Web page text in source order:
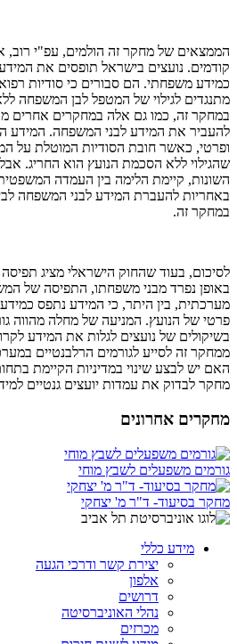
הממצאים של מחקר זה הולמים, עפ"י
קודמים. נועצים בישראל תופסים את המידע
כמידע משפחתי. הם סבורים כי סודיות
מתנגדים לגילוי של המטפל לבן המשפחה
במחקר זה, כמו גם אלה במחקרים אחרים
להעביר את המידע לבני המשפחה. המידע
ופרטי, כאשר חובת הסודיות המוטלת על
שהגילוי ללא הסכמת הנועץ הוא החריג.
השונות, קיימת הלימה בין העמדה
באחריות להעברת המידע לבני המשפחה
במחקר זה.
לסיכום, בעוד שהחוק הישראלי מציג
באופן נפרד מבני משפחתו, התפיסה של
מערכתית, בין היתר, כי המידע נתפס
פרטי של הנועץ. המניעה של מחלה מהווה
בשיקולים של נועצים לגלות את המידע
ממחקר זה לסייע לגורמים הרלבנטיים
האם יש לבצע שינוי במדיניות הקיימת
מחקר לבדוק את עמדות יועצים גנטיים
מחקרים אחרונים
גורמים משפעלים לשבץ מוחי
מחקר בסיעוד- ד"ר מ' יצחקי
מידע כללי
יצירת קשר ודרכי הגעה
אלפון
דרושים
נהלי האוניברסיטה
מכרזים